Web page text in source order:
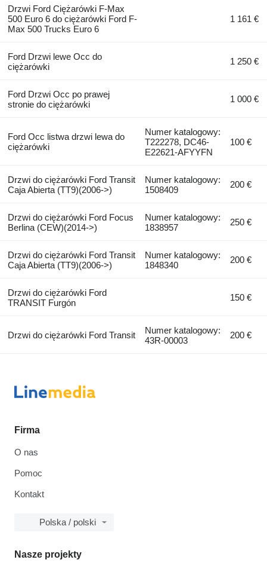
Drzwi Ford Ciężarówki F-Max
500 Euro 6 do ciężarówki Ford F-
Max 500 Trucks Euro 6
1 161 €
Ford Drzwi lewe Occ do
ciężarówki
1 250 €
Ford Drzwi Occ po prawej
stronie do ciężarówki
1 000 €
Ford Occ listwa drzwi lewa do
ciężarówki
Numer katalogowy:
T222278, DC46-
E22621-AFYYFN
100 €
Drzwi do ciężarówki Ford Transit
Caja Abierta (TT9)(2006->)
Numer katalogowy:
1508409
200 €
Drzwi do ciężarówki Ford Focus
Berlina (CEW)(2014->)
Numer katalogowy:
1838957
250 €
Drzwi do ciężarówki Ford Transit
Caja Abierta (TT9)(2006->)
Numer katalogowy:
1848340
200 €
Drzwi do ciężarówki Ford
TRANSIT Furgón
150 €
Drzwi do ciężarówki Ford Transit
Numer katalogowy:
43R-00003
200 €
Firma
O nas
Pomoc
Kontakt
Polska / polski
Nasze projekty